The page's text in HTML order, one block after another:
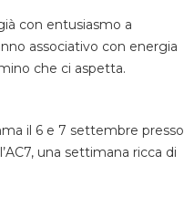
con entusiasmo a
associativo con energia
che ci aspetta.
il 6 e 7 settembre presso
una settimana ricca di